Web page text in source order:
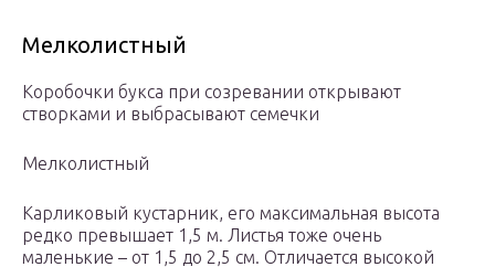
Мелколистный
Коробочки букса при созревании открывают
створками и выбрасывают семечки
Мелколистный
Карликовый кустарник, его максимальная высота
редко превышает 1,5 м. Листья тоже очень
маленькие – от 1,5 до 2,5 см. Отличается высокой